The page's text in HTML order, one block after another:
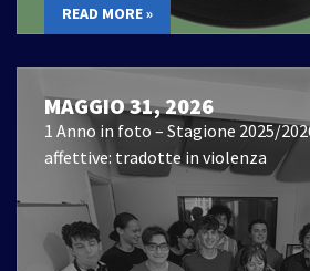
READ MORE »
MAGGIO 31, 2026
1 Anno in foto – Stagione 2025/
affettive: tradotte in violenza